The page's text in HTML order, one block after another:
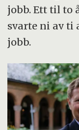
jobb. Ett til to
svarte ni av ti
jobb.